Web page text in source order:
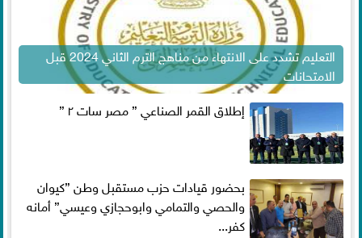
التعليم تشدد على الانتهاء من مناهج الترم الثاني 2024 قبل
الامتحانات
إطلاق القمر الصناعي ” مصر سات ٢ ”
بحضور قيادات حزب مستقبل وطن ”كيوان
والحصي والتمامي وابوحجازي وعيسي” أمانه
كفر...